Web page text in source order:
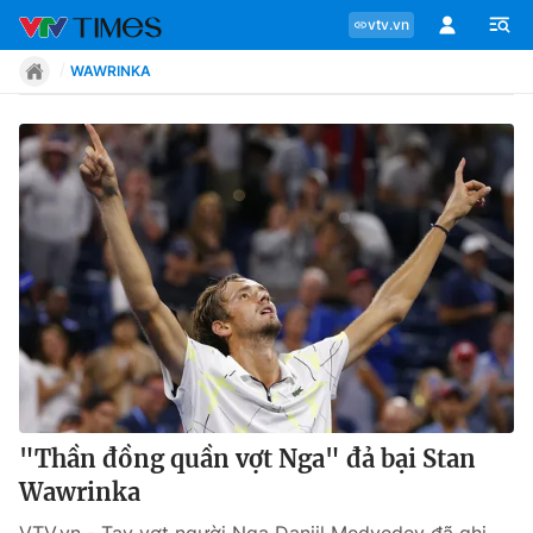
vtv.vn
Chuyên mục
Tin tức
Move
Phong cách
Chân dung
WAWRINKA
"Thần đồng quần vợt Nga" đả bại Stan
Wawrinka